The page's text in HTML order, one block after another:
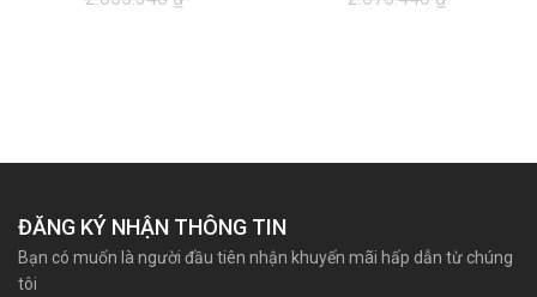
ĐĂNG KÝ NHẬN THÔNG TIN
Bạn có muốn là người đầu tiên nhận khuyến mãi hấp dẫn từ chúng
tôi